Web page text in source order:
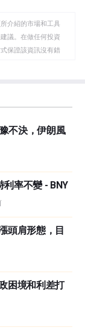
介紹的市場和工具
議。在做任何投資
保證該資訊沒有錯
者不對本頁連結的
中提到的任何股票
除了FXStreet，作
或任何損失，傷害
本文作者和
議。
不決，伊朗風
率不變 - BNY
頭肩形態，目
困境和利差打